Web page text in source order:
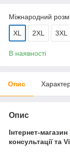
Міжнародний
XL 2XL 3XL
В наявності
Опис
Опис
Інтернет-магазин
консультації та